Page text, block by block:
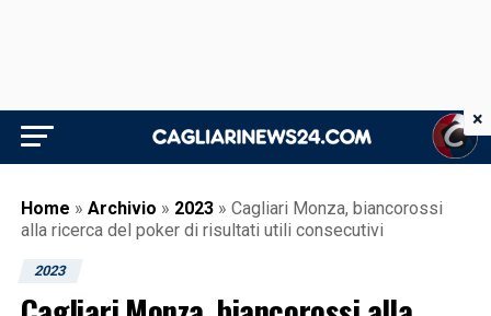
Home » Archivio » 2023 » Cagliari Monza, biancorossi
alla ricerca del poker di risultati utili consecutivi
2023
×